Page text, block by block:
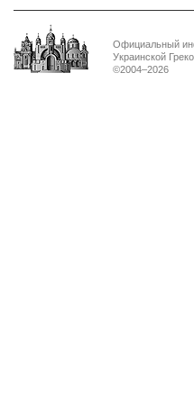
Официальный
Украинской
©2004–2026